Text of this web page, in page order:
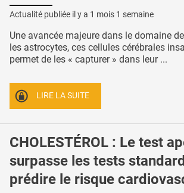
Actualité publiée il y a 1 mois 1 semaine
Une avancée majeure dans le domaine
les astrocytes, ces cellules cérébrales
permet de les « capturer » dans leur ...
LIRE LA SUITE
CHOLESTÉROL : Le test
surpasse les tests
prédire le risque